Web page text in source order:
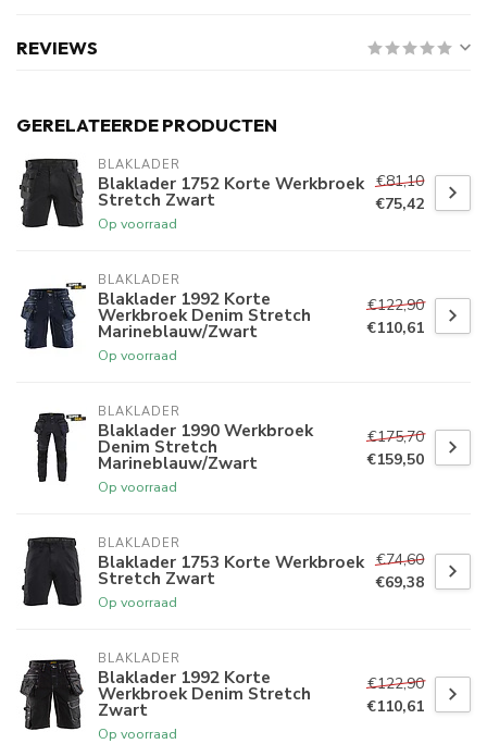
REVIEWS
GERELATEERDE PRODUCTEN
BLAKLADER
Blaklader 1752 Korte Werkbroek
Stretch Zwart
Op voorraad
€81,10
€75,42
BLAKLADER
Blaklader 1992 Korte
Werkbroek Denim Stretch
Marineblauw/Zwart
Op voorraad
€122,90
€110,61
BLAKLADER
Blaklader 1990 Werkbroek
Denim Stretch
Marineblauw/Zwart
Op voorraad
€175,70
€159,50
BLAKLADER
Blaklader 1753 Korte Werkbroek
Stretch Zwart
Op voorraad
€74,60
€69,38
BLAKLADER
Blaklader 1992 Korte
Werkbroek Denim Stretch
Zwart
Op voorraad
€122,90
€110,61